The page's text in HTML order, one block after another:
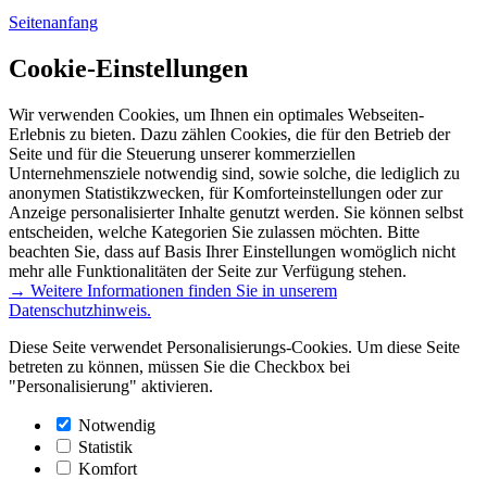
Seitenanfang
Cookie-Einstellungen
Wir verwenden Cookies, um Ihnen ein optimales Webseiten-
Erlebnis zu bieten. Dazu zählen Cookies, die für den Betrieb der
Seite und für die Steuerung unserer kommerziellen
Unternehmensziele notwendig sind, sowie solche, die lediglich zu
anonymen Statistikzwecken, für Komforteinstellungen oder zur
Anzeige personalisierter Inhalte genutzt werden. Sie können selbst
entscheiden, welche Kategorien Sie zulassen möchten. Bitte
beachten Sie, dass auf Basis Ihrer Einstellungen womöglich nicht
mehr alle Funktionalitäten der Seite zur Verfügung stehen.
→ Weitere Informationen finden Sie in unserem
Datenschutzhinweis.
Diese Seite verwendet Personalisierungs-Cookies. Um diese Seite
betreten zu können, müssen Sie die Checkbox bei
"Personalisierung" aktivieren.
Notwendig
Statistik
Komfort